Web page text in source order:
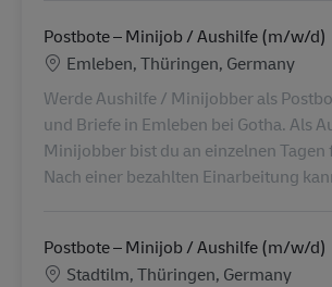
Postbote – Minijob / Aushilfe (m/w/d)
Lokalizacja
Emleben, Thüringen, Germany
Werde Aushilfe / Minijobber als
und Briefe in Emleben bei Gotha. Als
Minijobber bist du an einzelnen Tagen
Nach einer bezahlten Einarbeitung
Postbote – Minijob / Aushilfe (m/w/d)
Lokalizacja
Stadtilm, Thüringen, Germany